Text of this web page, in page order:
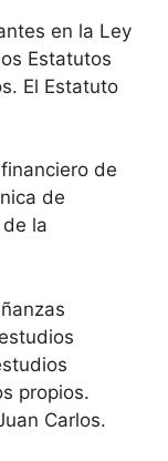
en la Ley
Estatutos
El Estatuto
de
de
la
propios.
Carlos.